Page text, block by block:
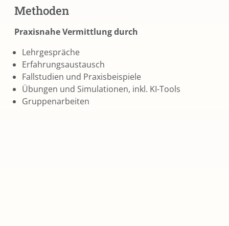
Methoden
Praxisnahe Vermittlung durch
Lehrgespräche
Erfahrungsaustausch
Fallstudien und Praxisbeispiele
Übungen und Simulationen, inkl. KI-Tools
Gruppenarbeiten